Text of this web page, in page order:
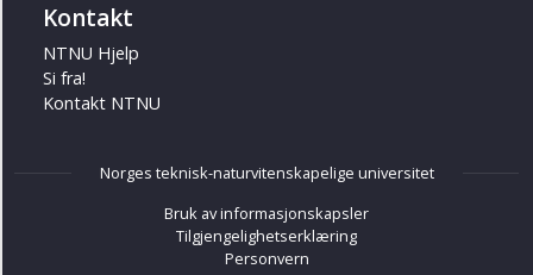
Kontakt
NTNU Hjelp
Si fra!
Kontakt NTNU
Norges teknisk-naturvitenskapelige universitet
Bruk av informasjonskapsler
Tilgjengelighetserklæring
Personvern